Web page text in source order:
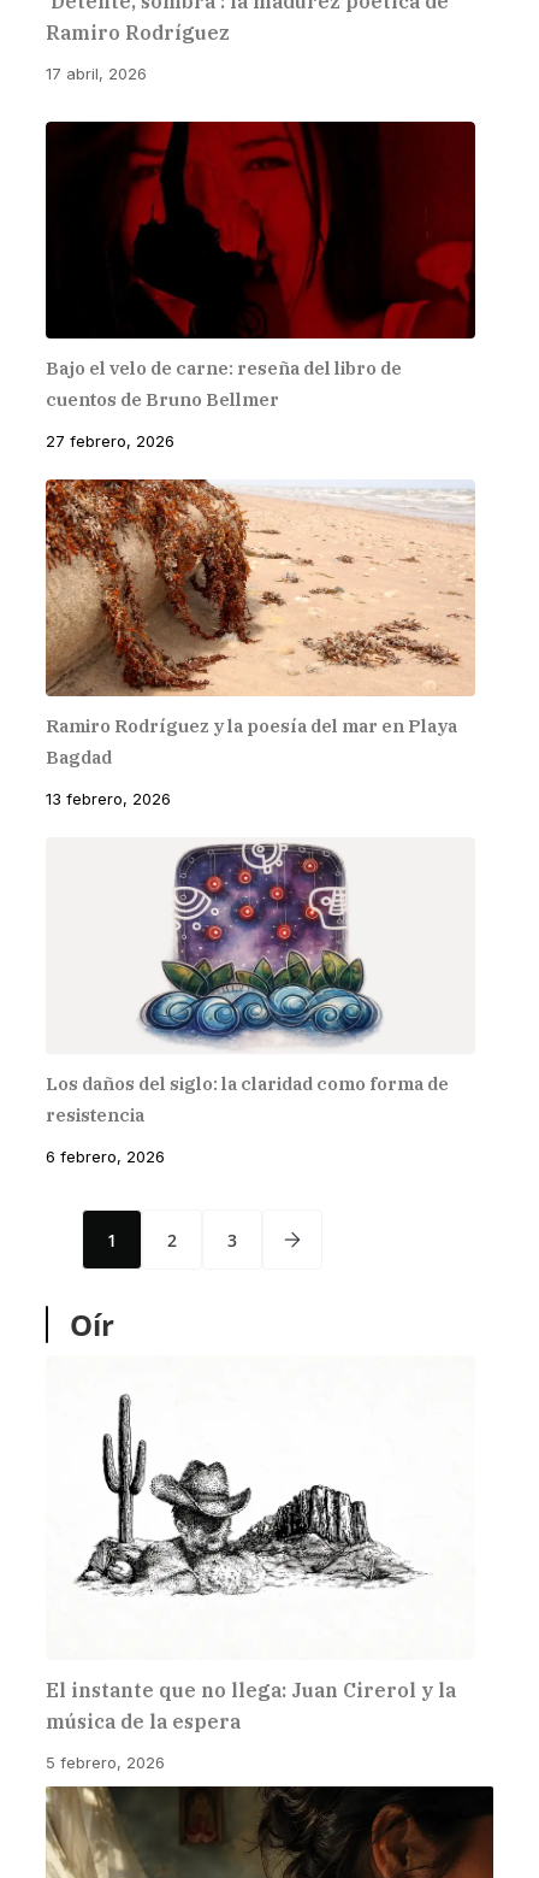
Ramiro Rodríguez
17 abril, 2026
Bajo el velo de carne: reseña del libro de
cuentos de Bruno Bellmer
27 febrero, 2026
Ramiro Rodríguez y la poesía del mar en Playa
Bagdad
13 febrero, 2026
Los daños del siglo: la claridad como forma de
resistencia
6 febrero, 2026
1 2 3
Oír
El instante que no llega: Juan Cirerol y la
música de la espera
5 febrero, 2026